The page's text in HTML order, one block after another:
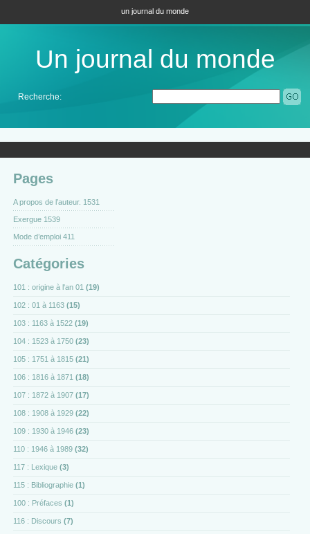
un journal du monde
Un journal du monde
Recherche:
Pages
A propos de l’auteur. 1531
Exergue 1539
Mode d’emploi 411
Catégories
101 : origine à l'an 01 (19)
102 : 01 à 1163 (15)
103 : 1163 à 1522 (19)
104 : 1523 à 1750 (23)
105 : 1751 à 1815 (21)
106 : 1816 à 1871 (18)
107 : 1872 à 1907 (17)
108 : 1908 à 1929 (22)
109 : 1930 à 1946 (23)
110 : 1946 à 1989 (32)
117 : Lexique (3)
115 : Bibliographie (1)
100 : Préfaces (1)
116 : Discours (7)